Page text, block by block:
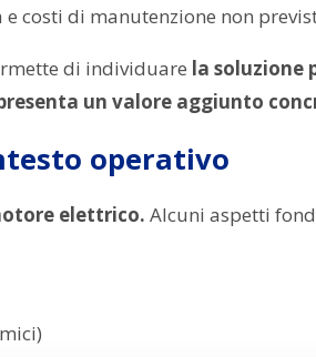
costi di manutenzione non
di individuare la soluzione
un valore aggiunto
operativo
elettrico. Alcuni aspetti